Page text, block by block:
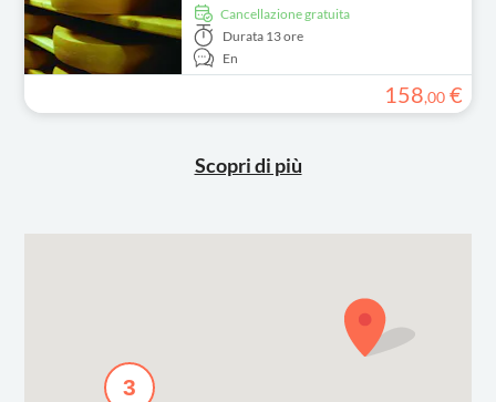
Cancellazione gratuita
Durata 13 ore
En
158,00 €
Scopri di più
3